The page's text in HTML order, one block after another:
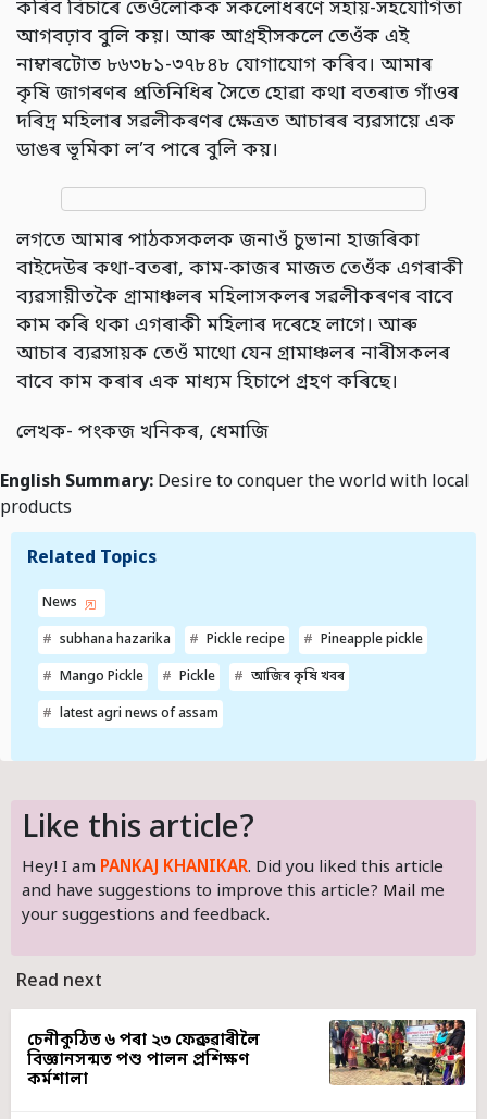
কৰিব বিচাৰে তেওঁলোকক সকলোধৰণে সহায়-সহযোগিতা
আগবঢ়াব বুলি কয়। আৰু আগ্ৰহীসকলে তেওঁক এই
নাম্বাৰটোত ৮৬৩৮১-৩৭৮৪৮ যোগাযোগ কৰিব। আমাৰ
কৃষি জাগৰণৰ প্ৰতিনিধিৰ সৈতে হোৱা কথা বতৰাত গাঁওৰ
দৰিদ্ৰ মহিলাৰ সৱলীকৰণৰ ক্ষেত্ৰত আচাৰৰ ব্যৱসায়ে এক
ডাঙৰ ভূমিকা ল’ব পাৰে বুলি কয়।
লগতে আমাৰ পাঠকসকলক জনাওঁ চুভানা হাজৰিকা
বাইদেউৰ কথা-বতৰা, কাম-কাজৰ মাজত তেওঁক এগৰাকী
ব্যৱসায়ীতকৈ গ্ৰামাঞ্চলৰ মহিলাসকলৰ সৱলীকৰণৰ বাবে
কাম কৰি থকা এগৰাকী মহিলাৰ দৰেহে লাগে। আৰু
আচাৰ ব্যৱসায়ক তেওঁ মাথো যেন গ্ৰামাঞ্চলৰ নাৰীসকলৰ
বাবে কাম কৰাৰ এক মাধ্যম হিচাপে গ্ৰহণ কৰিছে।
লেখক- পংকজ খনিকৰ, ধেমাজি
English Summary: Desire to conquer the world with local
products
Related Topics
News
subhana hazarika Pickle recipe Pineapple pickle
Mango Pickle Pickle আজিৰ কৃষি খবৰ
latest agri news of assam
Like this article?
Hey! I am PANKAJ KHANIKAR. Did you liked this article
and have suggestions to improve this article? Mail me
your suggestions and feedback.
Read next
চেনীকুঠিত ৬ পৰা ২৩ ফেব্ৰুৱাৰীলৈ
বিজ্ঞানসন্মত পশু পালন প্ৰশিক্ষণ
কৰ্মশালা